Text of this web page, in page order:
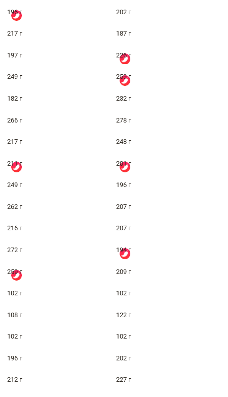
196 г 202 г
217 г 187 г
197 г 226 г
249 г 259 г
182 г 232 г
266 г 278 г
217 г 248 г
211 г 201 г
249 г 196 г
262 г 207 г
216 г 207 г
272 г 194 г
259 г 209 г
102 г 102 г
108 г 122 г
102 г 102 г
196 г 202 г
212 г 227 г